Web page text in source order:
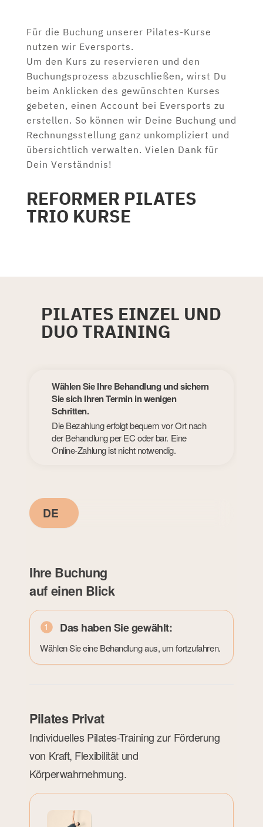
Für die Buchung unserer Pilates-Kurse
nutzen wir Eversports.
Um den Kurs zu reservieren und den
Buchungsprozess abzuschließen, wirst Du
beim Anklicken des gewünschten Kurses
gebeten, einen Account bei Eversports zu
erstellen. So können wir Deine Buchung und
Rechnungsstellung ganz unkompliziert und
übersichtlich verwalten. Vielen Dank für
Dein Verständnis!
REFORMER PILATES
TRIO KURSE
PILATES EINZEL UND
DUO TRAINING